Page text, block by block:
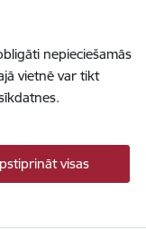
nepieciešamās
vietnē var tikt
visas